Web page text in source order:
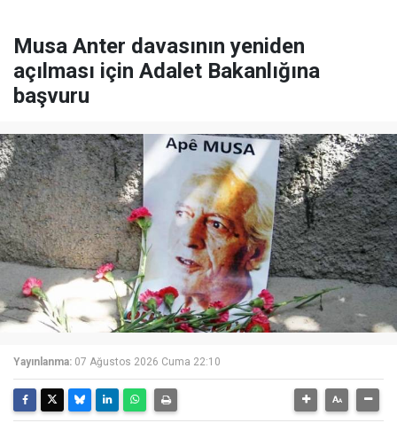
Musa Anter davasının yeniden
açılması için Adalet Bakanlığına
başvuru
Yayınlanma: 07 Ağustos 2026 Cuma 22:10